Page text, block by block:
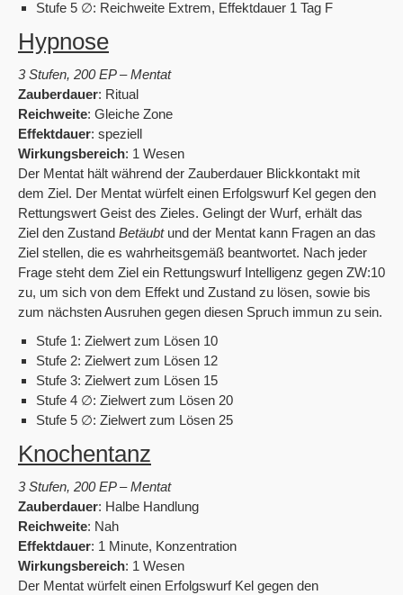
Stufe 5 ∅: Reichweite Extrem, Effektdauer 1 Tag F
Hypnose
3 Stufen, 200 EP – Mentat
Zauberdauer: Ritual
Reichweite: Gleiche Zone
Effektdauer: speziell
Wirkungsbereich: 1 Wesen
Der Mentat hält während der Zauberdauer Blickkontakt mit
dem Ziel. Der Mentat würfelt einen Erfolgswurf Kel gegen den
Rettungswert Geist des Zieles. Gelingt der Wurf, erhält das
Ziel den Zustand Betäubtund der Mentat kann Fragen an das
Ziel stellen, die es wahrheitsgemäß beantwortet. Nach jeder
Frage steht dem Ziel ein Rettungswurf Intelligenz gegen ZW:10
zu, um sich von dem Effekt und Zustand zu lösen, sowie bis
zum nächsten Ausruhen gegen diesen Spruch immun zu sein.
Stufe 1: Zielwert zum Lösen 10
Stufe 2: Zielwert zum Lösen 12
Stufe 3: Zielwert zum Lösen 15
Stufe 4 ∅: Zielwert zum Lösen 20
Stufe 5 ∅: Zielwert zum Lösen 25
Knochentanz
3 Stufen, 200 EP – Mentat
Zauberdauer: Halbe Handlung
Reichweite: Nah
Effektdauer: 1 Minute, Konzentration
Wirkungsbereich: 1 Wesen
Der Mentat würfelt einen Erfolgswurf Kel gegen den